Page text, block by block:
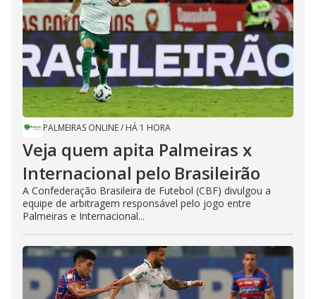
PALMEIRAS ONLINE/ HÁ 1 HORA
Veja quem apita Palmeiras x
Internacional pelo Brasileirão
A Confederação Brasileira de Futebol (CBF) divulgou a
equipe de arbitragem responsável pelo jogo entre
Palmeiras e Internacional...